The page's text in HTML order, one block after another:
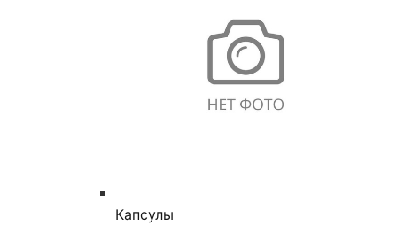
Капсулы